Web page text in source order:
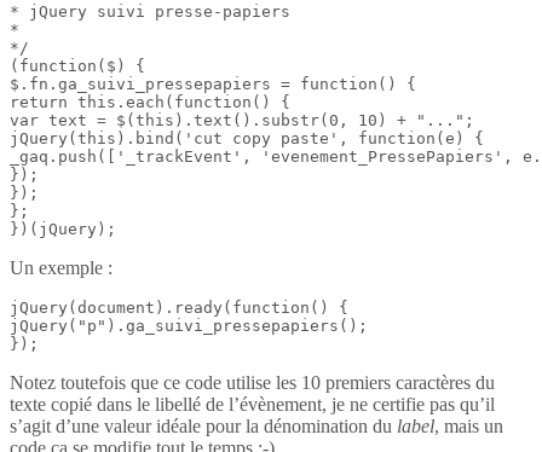
* jQuery suivi presse-papiers
*
*/
(function($) {
$.fn.ga_suivi_pressepapiers = function() {
return this.each(function() {
var text = $(this).text().substr(0, 10) + "...";
jQuery(this).bind('cut copy paste', function(e) {
_gaq.push(['_trackEvent', 'evenement_PressePapiers',
});
});
};
})(jQuery);
Un exemple :
jQuery(document).ready(function() {
jQuery("p").ga_suivi_pressepapiers();
});
Notez toutefois que ce code utilise les 10 premiers caractères du
texte copié dans le libellé de l’évènement, je ne certifie pas qu’il
s’agit d’une valeur idéale pour la dénomination du label, mais un
code ça se modifie tout le temps :-).